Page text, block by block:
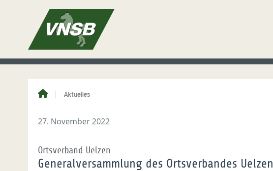
Aktuelles
27. November 2022
Ortsverband Uelzen
Generalversammlung des Ortsverbandes Uelzen